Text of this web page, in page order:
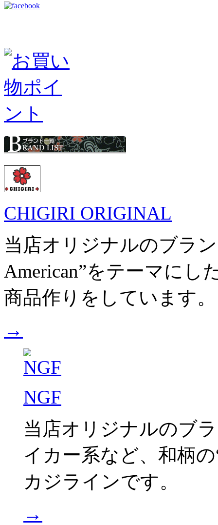
CHIGIRI ORIGINAL
当店オリジナルのブラン
American”をテーマにし
商品作りをしています。
→
NGF
当店オリジナルのブ
イカー系など、和柄
カジラインです。
→